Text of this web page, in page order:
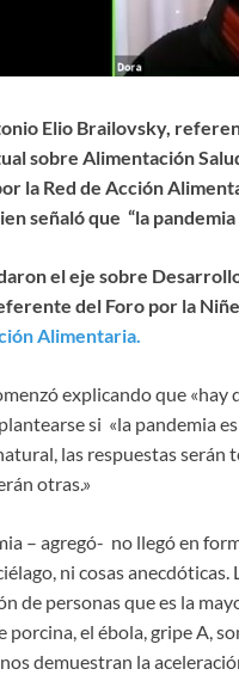
Elio Brailovsky,
sobre Alimentación
la Red de Acción
señaló que “la
el eje sobre
del Foro por la
Alimentaria.
explicando que
si «la pandemia
las respuestas serán
otras.»
– agregó- no llegó en
ni cosas
de personas que es la
porcina, el ébola, gripe A,
demuestran la